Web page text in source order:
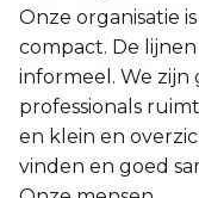
Onze organisatie
compact. De
informeel. We
professionals
en klein en
vinden en goed